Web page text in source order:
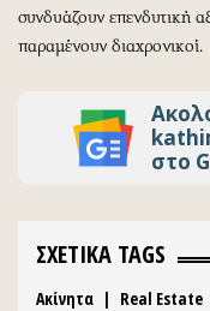
συνδυάζουν επενδυτική
παραμένουν διαχρονικοί.
στο
ΣΧΕΤΙΚΑ TAGS
Ακίνητα | Real Estate